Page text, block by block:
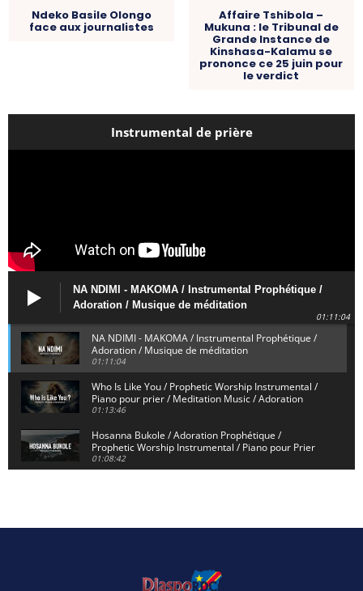
Ndeko Basile Olongo
face aux journalistes
Affaire Tshibola –
Mukuna : le Tribunal de
Grande Instance de
Kinshasa-Kalamu se
prononce ce 25 juin pour
le verdict
Instrumental de prière
NA NDIMI - MAKOMA / Instrumental Prophétique /
Adoration / Musique de méditation
01:11:04
NA NDIMI - MAKOMA / Instrumental Prophétique /
Adoration / Musique de méditation
01:11:04
Who Is Like You / Prophetic Worship Instrumental /
Piano pour prier / Meditation Music / Adoration
01:13:46
Hosanna Bukole / Adoration Prophétique /
Prophetic Worship Instrumental / Piano pour Prier
01:08:42
Dieu de Secours - God of Rescue / Adoration
Yahweh Sabaoth / Prophetic Worship Instrumental